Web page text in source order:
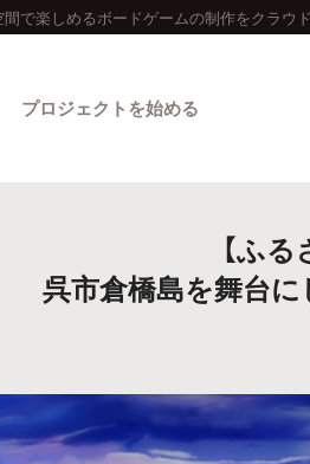
で楽しめるボードゲームの制作をクラウ
人気のプロジ
カテゴリーから探す タグか
プロジェクトを始める
【ふ
呉市倉橋島を舞台